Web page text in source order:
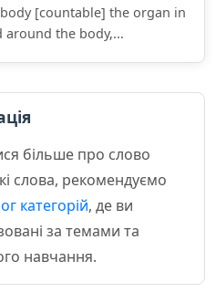
[countable] the organ in
around the body,...
більше про слово
слова, рекомендуємо
категорій, де ви
за темами та
навчання.